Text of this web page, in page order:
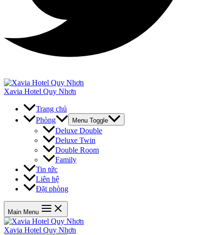
Xavia Hotel Quy Nhơn
Trang chủ
Phòng
Menu Toggle
Deluxe Double
Deluxe Twin
Double Room
Family
Tin tức
Liên hệ
Đặt phòng
Main Menu
Xavia Hotel Quy Nhơn